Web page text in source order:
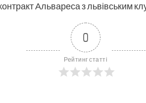
Альвареса з львівським
0
Рейтинг статті